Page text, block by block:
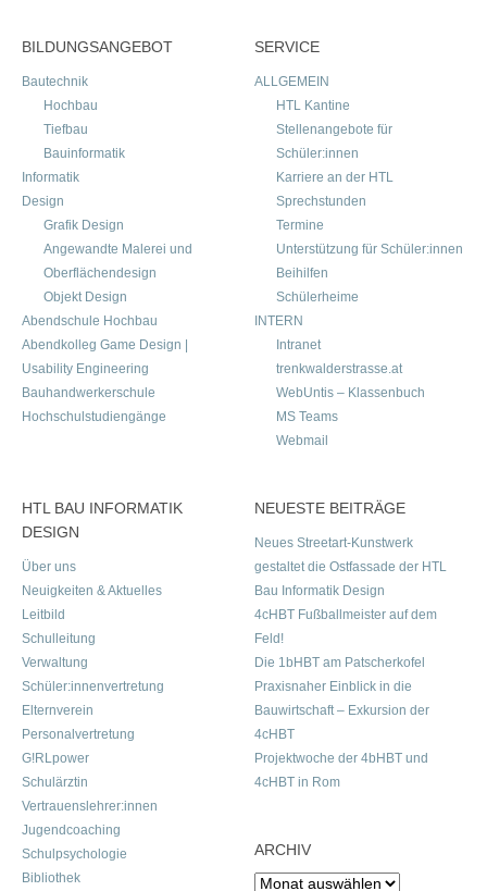
BILDUNGSANGEBOT
Bautechnik
Hochbau
Tiefbau
Bauinformatik
Informatik
Design
Grafik Design
Angewandte Malerei und
Oberflächendesign
Objekt Design
Abendschule Hochbau
Abendkolleg Game Design |
Usability Engineering
Bauhandwerkerschule
Hochschulstudiengänge
SERVICE
ALLGEMEIN
HTL Kantine
Stellenangebote für
Schüler:innen
Karriere an der HTL
Sprechstunden
Termine
Unterstützung für Schüler:innen
Beihilfen
Schülerheime
INTERN
Intranet
trenkwalderstrasse.at
WebUntis – Klassenbuch
MS Teams
Webmail
HTL BAU INFORMATIK
DESIGN
Über uns
Neuigkeiten & Aktuelles
Leitbild
Schulleitung
Verwaltung
Schüler:innenvertretung
Elternverein
Personalvertretung
G!RLpower
Schulärztin
Vertrauenslehrer:innen
Jugendcoaching
Schulpsychologie
Bibliothek
NEUESTE BEITRÄGE
Neues Streetart-Kunstwerk
gestaltet die Ostfassade der HTL
Bau Informatik Design
4cHBT Fußballmeister auf dem
Feld!
Die 1bHBT am Patscherkofel
Praxisnaher Einblick in die
Bauwirtschaft – Exkursion der
4cHBT
Projektwoche der 4bHBT und
4cHBT in Rom
ARCHIV
Archiv